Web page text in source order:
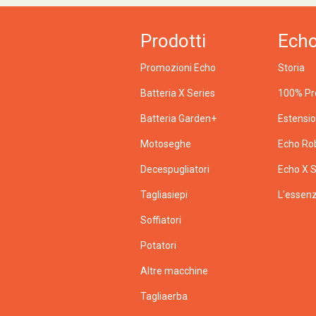
Prodotti
Promozioni Echo
Batteria X Series
Batteria Garden+
Motoseghe
Decespugliatori
Tagliasiepi
Soffiatori
Potatori
Altre macchine
Tagliaerba
Storia
100%
Echo
Echo X